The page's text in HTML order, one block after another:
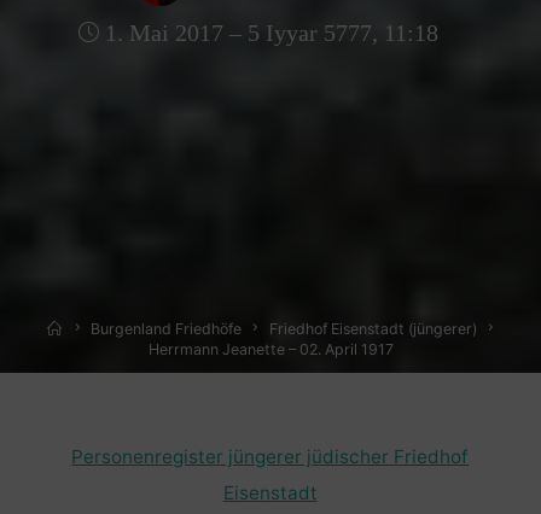
1. Mai 2017 – 5 Iyyar 5777, 11:18
HomeBurgenland Friedhöfe
Friedhof Eisenstadt (jüngerer)
Herrmann Jeanette – 02. April 1917
Personenregister jüngerer jüdischer Friedhof
Eisenstadt